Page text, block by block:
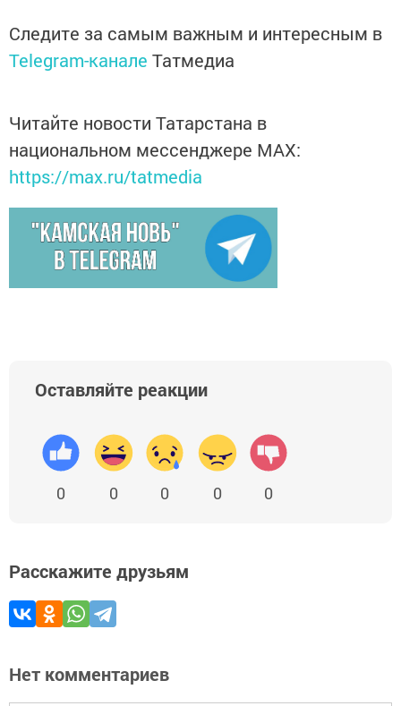
Следите за самым важным и интересным в
Telegram-канале Татмедиа
Читайте новости Татарстана в
национальном мессенджере MАХ:
https://max.ru/tatmedia
Оставляйте реакции
0 0 0 0 0
Расскажите друзьям
Нет комментариев